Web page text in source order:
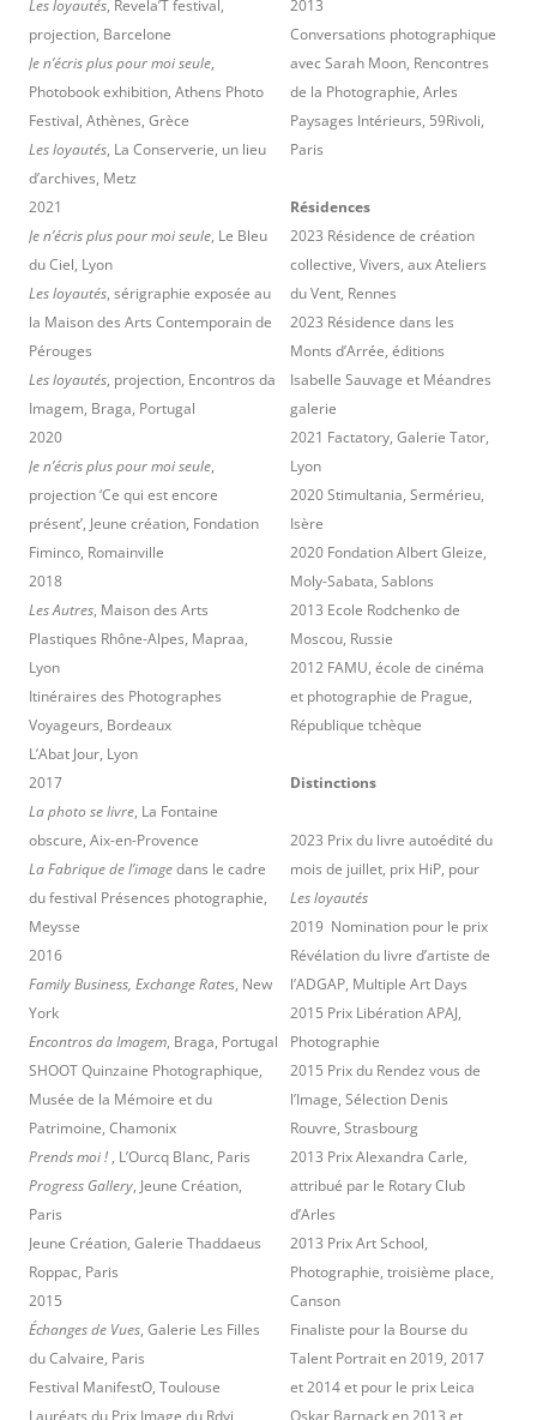
Les loyautés, Revela’T festival,
projection, Barcelone
Je n’écris plus pour moi seule,
Photobook exhibition, Athens Photo
Festival, Athènes, Grèce
Les loyautés, La Conserverie, un lieu
d’archives, Metz
2021
Je n’écris plus pour moi seule, Le Bleu
du Ciel, Lyon
Les loyautés, sérigraphie exposée au
la Maison des Arts Contemporain de
Pérouges
Les loyautés, projection, Encontros da
Imagem, Braga, Portugal
2020
Je n’écris plus pour moi seule,
projection ‘Ce qui est encore
présent’, Jeune création, Fondation
Fiminco, Romainville
2018
Les Autres, Maison des Arts
Plastiques Rhône-Alpes, Mapraa,
Lyon
Itinéraires des Photographes
Voyageurs, Bordeaux
L’Abat Jour, Lyon
2017
La photo se livre, La Fontaine
obscure, Aix-en-Provence
La Fabrique de l’imagedans le cadre
du festival Présences photographie,
Meysse
2016
Family Business, Exchange Rates, New
York
Encontros da Imagem, Braga, Portugal
SHOOT Quinzaine Photographique,
Musée de la Mémoire et du
Patrimoine, Chamonix
Prends moi ! , L’Ourcq Blanc, Paris
Progress Gallery, Jeune Création,
Paris
Jeune Création, Galerie Thaddaeus
Roppac, Paris
2015
Échanges de Vues, Galerie Les Filles
du Calvaire, Paris
Festival ManifestO, Toulouse
2013
Conversations photographique
avec Sarah Moon, Rencontres
de la Photographie, Arles
Paysages Intérieurs, 59Rivoli,
Paris
Résidences
2023 Résidence de création
collective, Vivers, aux Ateliers
du Vent, Rennes
2023 Résidence dans les
Monts d’Arrée, éditions
Isabelle Sauvage et Méandres
galerie
2021 Factatory, Galerie Tator,
Lyon
2020 Stimultania, Sermérieu,
Isère
2020 Fondation Albert Gleize,
Moly-Sabata, Sablons
2013 Ecole Rodchenko de
Moscou, Russie
2012 FAMU, école de cinéma
et photographie de Prague,
République tchèque
Distinctions
2023 Prix du livre autoédité du
mois de juillet, prix HiP, pour
Les loyautés
2019 Nomination pour le prix
Révélation du livre d’artiste de
l’ADGAP, Multiple Art Days
2015 Prix Libération APAJ,
Photographie
2015 Prix du Rendez vous de
l’Image, Sélection Denis
Rouvre, Strasbourg
2013 Prix Alexandra Carle,
attribué par le Rotary Club
d’Arles
2013 Prix Art School,
Photographie, troisième place,
Canson
Finaliste pour la Bourse du
Talent Portrait en 2019, 2017
et 2014 et pour le prix Leica